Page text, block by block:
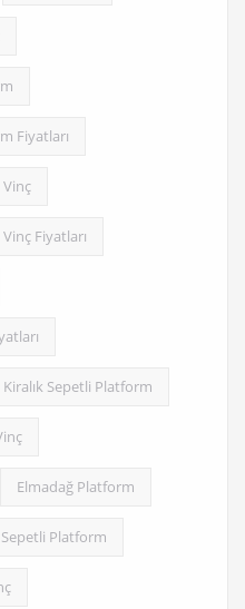
Fiyatları
Vinç
Fiyatları
Kiralık Sepetli Platform
Elmadağ Platform
Sepetli Platform